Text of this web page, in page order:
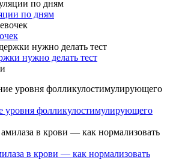
по дням
нужно делать тест
уровня фолликулостимулирующего
в крови — как нормализовать